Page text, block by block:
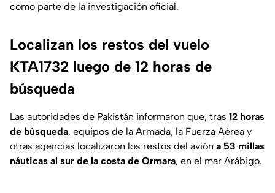
como parte de la investigación oficial.
Localizan los restos del vuelo
KTA1732 luego de 12 horas de
búsqueda
Las autoridades de Pakistán informaron que, tras 12 horas
de búsqueda, equipos de la Armada, la Fuerza Aérea y
otras agencias localizaron los restos del avión a 53 millas
náuticas al sur de la costa de Ormara, en el mar Arábigo.